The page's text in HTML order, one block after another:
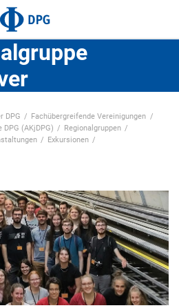
DPG
Fachübergreifende Vereinigungen
(AKjDPG)
Regionalgruppen
Exkursionen